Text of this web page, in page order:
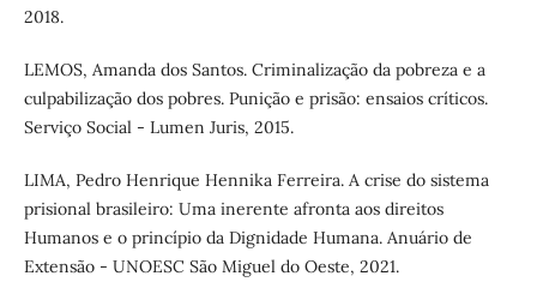
2018.
LEMOS, Amanda dos Santos. Criminalização da pobreza e a
culpabilização dos pobres. Punição e prisão: ensaios críticos.
Serviço Social - Lumen Juris, 2015.
LIMA, Pedro Henrique Hennika Ferreira. A crise do sistema
prisional brasileiro: Uma inerente afronta aos direitos
Humanos e o princípio da Dignidade Humana. Anuário de
Extensão - UNOESC São Miguel do Oeste, 2021.